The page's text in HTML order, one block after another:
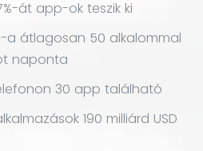
át app-ok teszik ki
a átlagosan 50 alkalommal
naponta
30 app található
190 milliárd USD